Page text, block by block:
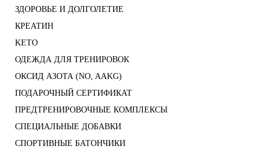
ЗДОРОВЬЕ И ДОЛГОЛЕТИЕ
КРЕАТИН
KETO
ОДЕЖДА ДЛЯ ТРЕНИРОВОК
ОКСИД АЗОТА (NO, AAKG)
ПОДАРОЧНЫЙ СЕРТИФИКАТ
ПРЕДТРЕНИРОВОЧНЫЕ КОМПЛЕКСЫ
СПЕЦИАЛЬНЫЕ ДОБАВКИ
СПОРТИВНЫЕ БАТОНЧИКИ